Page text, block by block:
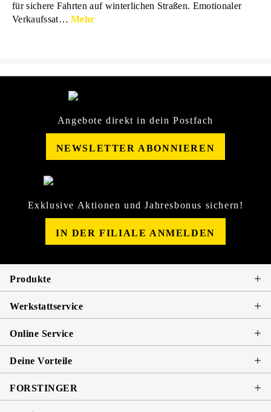
für sichere Fahrten auf winterlichen Straßen. Emotionaler
Verkaufssat…Mehr
Angebote direkt in dein Postfach
NEWSLETTER ABONNIEREN
Exklusive Aktionen und Jahresbonus sichern!
IN DER FILIALE ANMELDEN
Produkte
Werkstattservice
Online Service
Deine Vorteile
FORSTINGER